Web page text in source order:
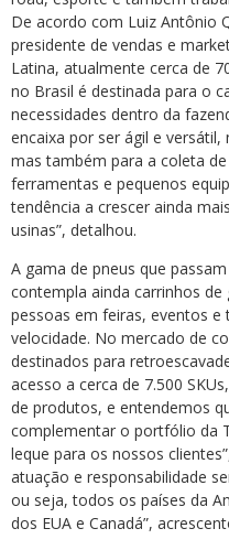
De acordo com Luiz Antônio
presidente de vendas e
Latina, atualmente cerca de
no Brasil é destinada para o
necessidades dentro da
encaixa por ser ágil e
mas também para a coleta
ferramentas e pequenos
tendência a crescer ainda
usinas”, detalhou.
A gama de pneus que
contempla ainda carrinhos
pessoas em feiras, eventos
velocidade. No mercado de
destinados para
acesso a cerca de 7.500
de produtos, e entendemos
complementar o portfólio da
leque para os nossos
atuação e responsabilidade
ou seja, todos os países da
dos EUA e Canadá”,